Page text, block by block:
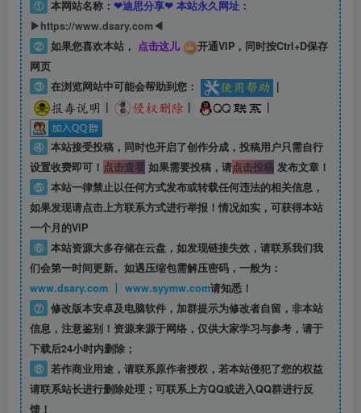
① 本网站名称： ❤迪思分享❤ 本站永久网址：
▶https://www.dsary.com◀
② 如果您喜欢本站， 点击这儿
开通VIP，同时按Ctrl+D保存
网页
③ 在浏览网站中可能会帮助到您：
|
|
| |
④ 本站接受投稿，同时也开启了创作分成，投稿用户只需自行
设置收费即可！ 点击查看如果需要投稿，请点击投稿发布文章！
⑤ 本站一律禁止以任何方式发布或转载任何违法的相关信息，
如果发现请点击上方联系方式进行举报！情况如实，可获得本站
一个月的VIP
⑥ 本站资源大多存储在云盘，如发现链接失效，请联系我们我
们会第一时间更新。如遇压缩包需解压密码，一般为：
www.dsary.com 丨 www.syymw.com请知悉！
⑦ 修改版本安卓及电脑软件，加群提示为修改者自留， 非本站
信息，注意鉴别！资源来源于网络，仅供大家学习与参考，请于
下载后24小时内删除；
⑧ 若作商业用途，请联系原作者授权，若本站侵犯了您的权益
请联系站长进行删除处理；可联系上方QQ或进入QQ群进行反
馈！